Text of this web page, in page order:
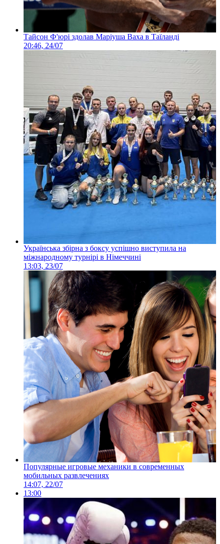
Тайсон Ф'юрі здолав Маріуша Ваха в Таїланді
20:46, 24/07
Українська збірна з боксу успішно виступила на
міжнародному турнірі в Німеччині
13:03, 23/07
Популярные игровые механики в современных
мобильных развлечениях
14:07, 22/07
13:00